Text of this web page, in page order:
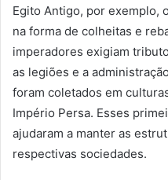
Egito Antigo, por exemplo,
na forma de colheitas e
imperadores exigiam
as legiões e a
foram coletados em
Império Persa. Esses
ajudaram a manter as
respectivas sociedades.